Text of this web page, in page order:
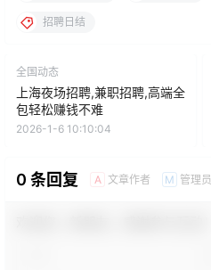
招聘日结
全国动态
上海夜场招聘,兼职招聘,高端全
包轻松赚钱不难
2026-1-6 10:10:04
0 条回复 A 文章作者 M 管理员